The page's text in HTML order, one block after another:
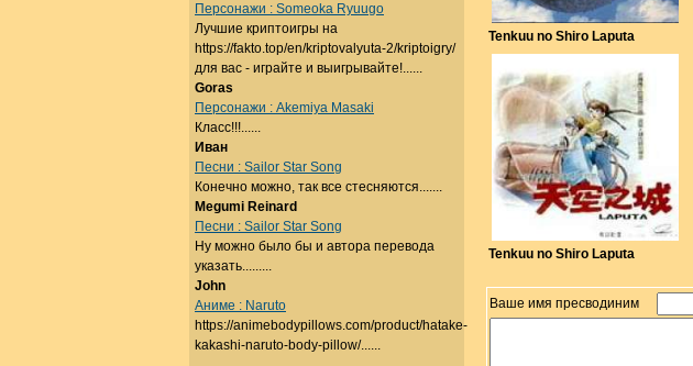
Tenkuu no Shiro Laputa
Tenkuu no Shiro Laputa
Ваше имя пресводиним
Персонажи : Someoka Ryuugo
Лучшие криптоигры на
https://fakto.top/en/kriptovalyuta-2/kriptoigry/
для вас - играйте и выигрывайте!......
Goras
Персонажи : Akemiya Masaki
Класс!!!......
Иван
Песни : Sailor Star Song
Конечно можно, так все стесняются.......
Megumi Reinard
Песни : Sailor Star Song
Ну можно было бы и автора перевода
указать.........
John
Аниме : Naruto
https://animebodypillows.com/product/hatake-
kakashi-naruto-body-pillow/......